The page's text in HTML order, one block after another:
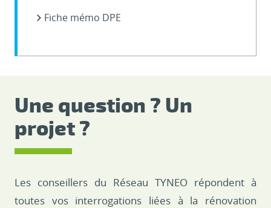
Fiche mémo DPE
Une question ? Un
projet ?
Les conseillers du Réseau TYNEO répondent à
toutes vos interrogations liées à la rénovation